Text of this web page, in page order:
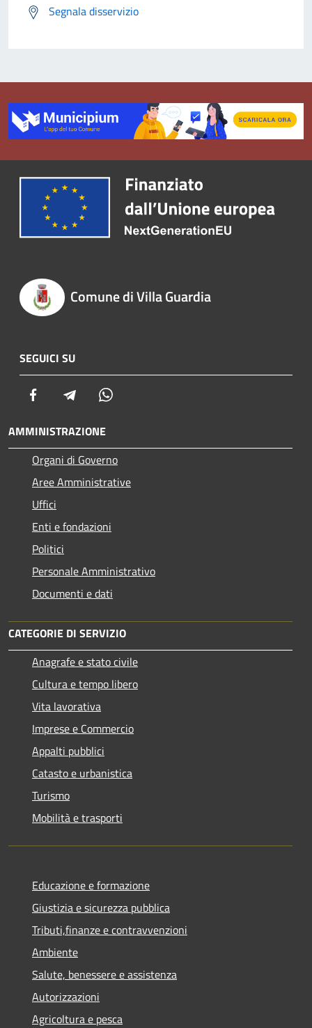
Segnala disservizio
Comune di Villa Guardia
SEGUICI SU
Facebook Telegram
AMMINISTRAZIONE
Organi di Governo
Aree Amministrative
Uffici
Enti e fondazioni
Politici
Personale Amministrativo
Documenti e dati
CATEGORIE DI SERVIZIO
Anagrafe e stato civile
Cultura e tempo libero
Vita lavorativa
Imprese e Commercio
Appalti pubblici
Catasto e urbanistica
Turismo
Mobilità e trasporti
Educazione e formazione
Giustizia e sicurezza pubblica
Tributi,finanze e contravvenzioni
Ambiente
Salute, benessere e assistenza
Autorizzazioni
Agricoltura e pesca